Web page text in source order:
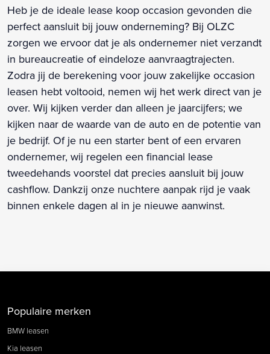
Heb je de ideale lease koop occasion gevonden die
perfect aansluit bij jouw onderneming? Bij OLZC
zorgen we ervoor dat je als ondernemer niet verzandt
in bureaucreatie of eindeloze aanvraagtrajecten.
Zodra jij de berekening voor jouw zakelijke occasion
leasen hebt voltooid, nemen wij het werk direct van je
over. Wij kijken verder dan alleen je jaarcijfers; we
kijken naar de waarde van de auto en de potentie van
je bedrijf. Of je nu een starter bent of een ervaren
ondernemer, wij regelen een financial lease
tweedehands voorstel dat precies aansluit bij jouw
cashflow. Dankzij onze nuchtere aanpak rijd je vaak
binnen enkele dagen al in je nieuwe aanwinst.
Populaire merken
BMW leasen
Kia leasen